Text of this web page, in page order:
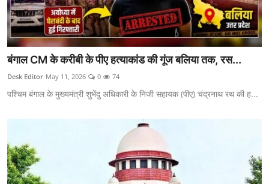
बंगाल CM के करीबी के पीए हत्याकांड की गूंज बलिया तक, रस...
Desk Editor May 11, 2026 0 74
पश्चिम बंगाल के मुख्यमंत्री शुभेंदु अधिकारी के निजी सहायक (पीए) चंद्रनाथ रथ की ह...